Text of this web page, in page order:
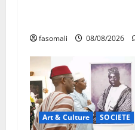
fasomali 08/08/2026
Art & Culture SOCIETE